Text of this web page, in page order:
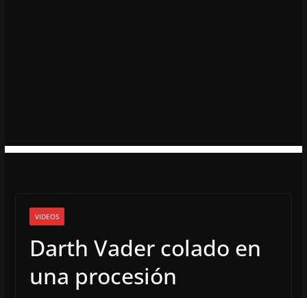
VIDEOS
Darth Vader colado en
una procesión